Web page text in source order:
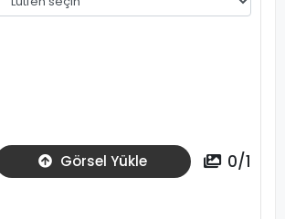
Görsel Yükle 0/1